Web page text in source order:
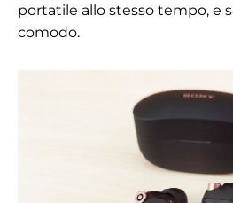
portatile allo stesso tempo, e
comodo.